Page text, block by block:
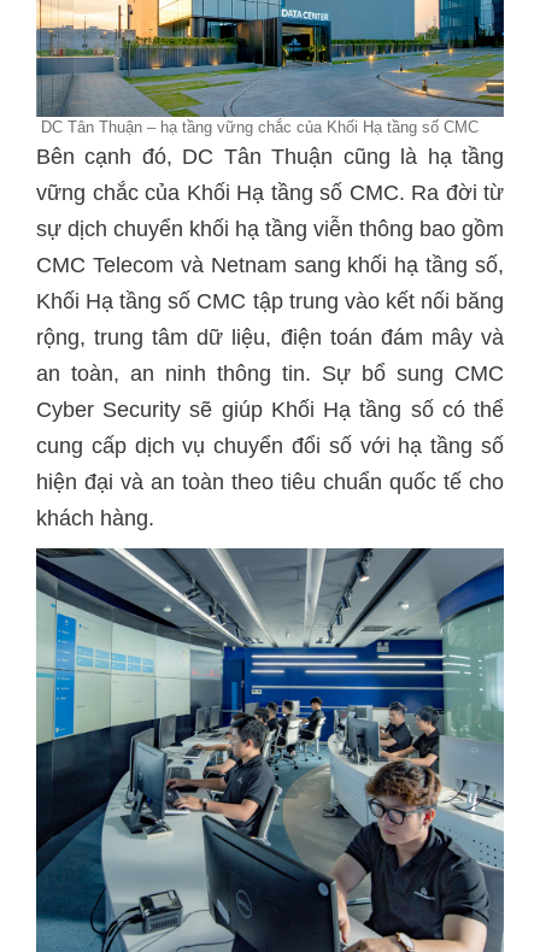
DC Tân Thuận – hạ tầng vững chắc của Khối Hạ tầng số CMC
Bên cạnh đó, DC Tân Thuận cũng là hạ tầng
vững chắc của Khối Hạ tầng số CMC. Ra đời từ
sự dịch chuyển khối hạ tầng viễn thông bao gồm
CMC Telecom và Netnam sang khối hạ tầng số,
Khối Hạ tầng số CMC tập trung vào kết nối băng
rộng, trung tâm dữ liệu, điện toán đám mây và
an toàn, an ninh thông tin. Sự bổ sung CMC
Cyber Security sẽ giúp Khối Hạ tầng số có thể
cung cấp dịch vụ chuyển đổi số với hạ tầng số
hiện đại và an toàn theo tiêu chuẩn quốc tế cho
khách hàng.